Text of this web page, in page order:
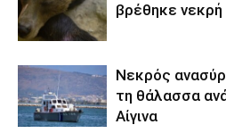
βρέθηκε
Νεκρός
τη θάλασσα
Αίγινα